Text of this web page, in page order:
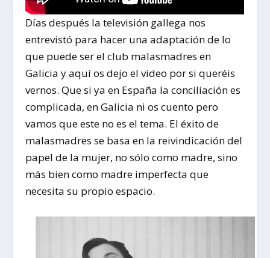
Días después la televisión gallega nos
entrevistó para hacer una adaptación de lo
que puede ser el club malasmadres en
Galicia y aquí os dejo el video por si queréis
vernos. Que si ya en España la conciliación es
complicada, en Galicia ni os cuento pero
vamos que este no es el tema. El éxito de
malasmadres se basa en la reivindicación del
papel de la mujer, no sólo como madre, sino
más bien como madre imperfecta que
necesita su propio espacio.